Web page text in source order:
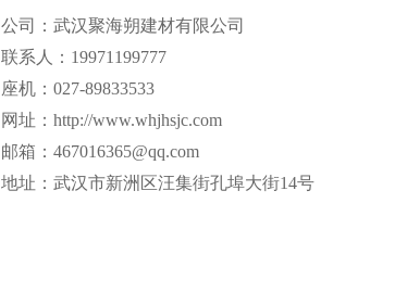
公司：武汉聚海朔建材有限公司
联系人：19971199777
座机：027-89833533
网址： http://www.whjhsjc.com
邮箱：467016365@qq.com
地址：武汉市新洲区汪集街孔埠大街14号